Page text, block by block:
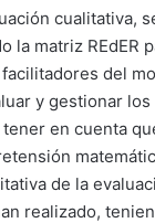
cualitativa,
la matriz REdER
del
y gestionar
en cuenta
de la
realizado,